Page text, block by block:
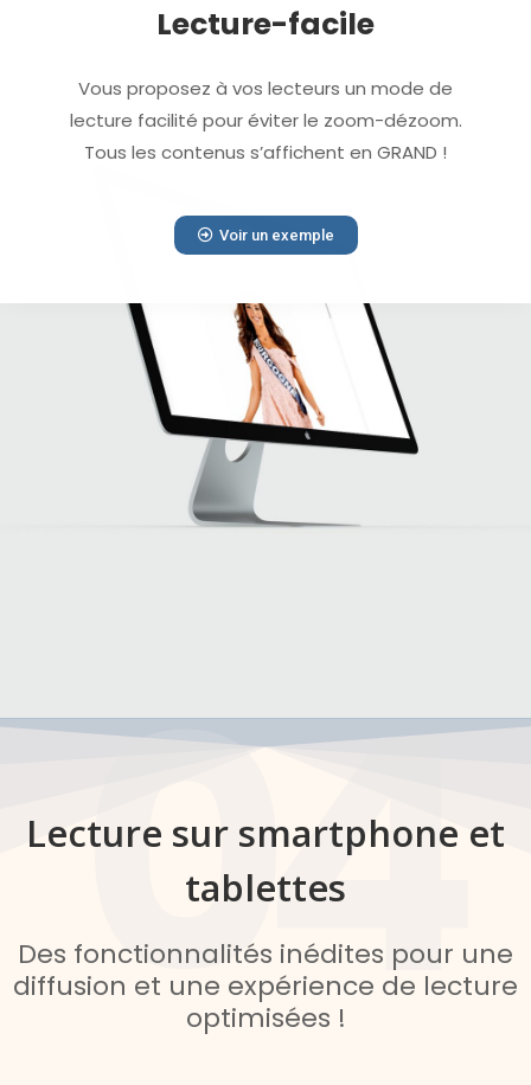
Lecture-facile
Vous proposez à vos lecteurs un mode de
lecture facilité pour éviter le zoom-dézoom.
Tous les contenus s’affichent en GRAND !
Voir un exemple
04
Lecture sur smartphone et
tablettes
Des fonctionnalités inédites pour une
diffusion et une expérience de lecture
optimisées !